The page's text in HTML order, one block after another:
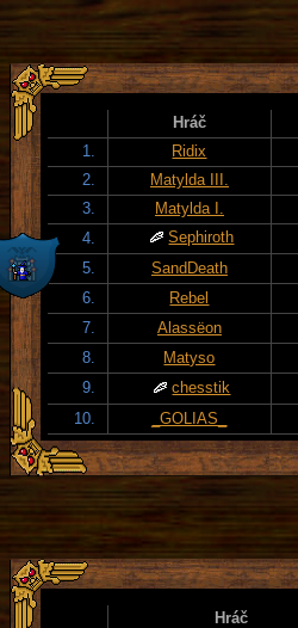
Hráč
1.
Ridix
2.
Matylda III.
3.
Matylda I.
4.
Sephiroth
5.
SandDeath
6.
Rebel
7.
Alassëon
8.
Matyso
9.
chesstik
10.
_GOLIAS_
Hráč